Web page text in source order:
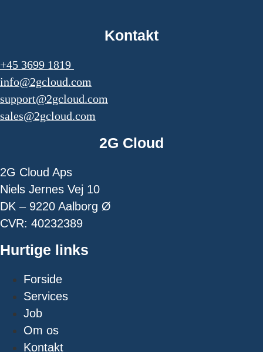
Kontakt
+45 3699 1819
info@2gcloud.com
support@2gcloud.com
sales@2gcloud.com
2G Cloud
2G Cloud Aps
Niels Jernes Vej 10
DK – 9220 Aalborg Ø
CVR: 40232389
Hurtige links
Forside
Services
Job
Om os
Kontakt